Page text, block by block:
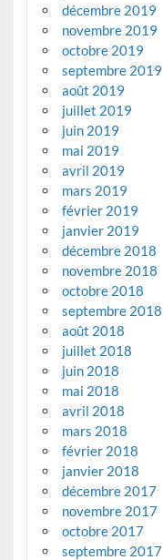
décembre 2019
novembre 2019
octobre 2019
septembre 2019
août 2019
juillet 2019
juin 2019
mai 2019
avril 2019
mars 2019
février 2019
janvier 2019
décembre 2018
novembre 2018
octobre 2018
septembre 2018
août 2018
juillet 2018
juin 2018
mai 2018
avril 2018
mars 2018
février 2018
janvier 2018
décembre 2017
novembre 2017
octobre 2017
septembre 2017